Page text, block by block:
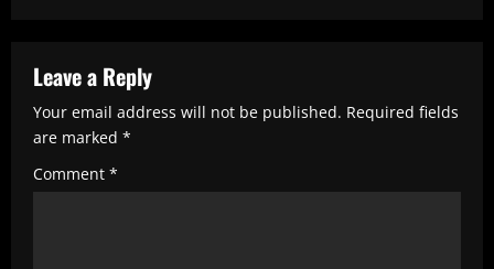
R
e
a
d
Leave a Reply
Your email address will not be published. Required fields
are marked *
Comment *